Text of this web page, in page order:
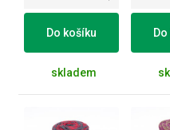
Do košíku
skladem